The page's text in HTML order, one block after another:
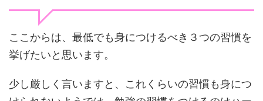
ここからは、最低でも身につけるべき３つの習慣を
挙げたいと思います。
少し厳しく言いますと、これくらいの習慣も身につ